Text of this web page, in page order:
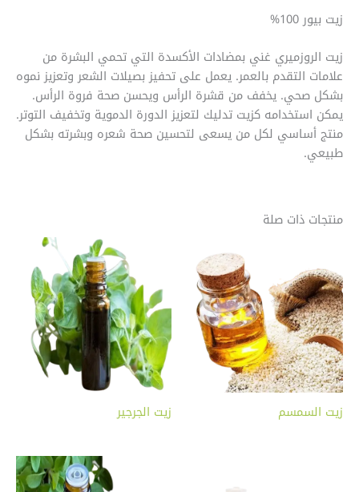
زيت بيور 100%
زيت الروزميري غني بمضادات الأكسدة التي تحمي البشرة من
علامات التقدم بالعمر. يعمل على تحفيز بصيلات الشعر وتعزيز نموه
بشكل صحي. يخفف من قشرة الرأس ويحسن صحة فروة الرأس.
يمكن استخدامه كزيت تدليك لتعزيز الدورة الدموية وتخفيف التوتر.
منتج أساسي لكل من يسعى لتحسين صحة شعره وبشرته بشكل
طبيعي.
منتجات ذات صلة
زيت السمسم زيت الجرجير